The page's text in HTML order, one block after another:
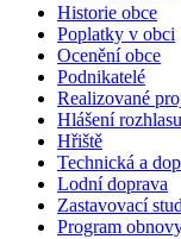
Historie obce
Poplatky v obci
Ocenění obce
Podnikatelé
Realizované
Hlášení rozhlasu
Hřiště
Technická a
Lodní doprava
Zastavovací
Program